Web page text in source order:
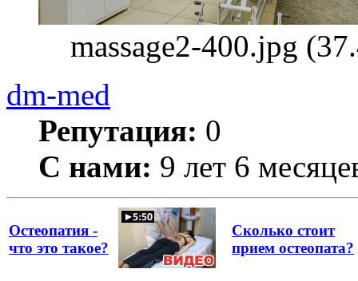
massage2-400.jpg
dm-med
Репутация: 0
С нами: 9 лет 6
Остеопатия -
что это такое?
Сколько стоит
прием остеопата?